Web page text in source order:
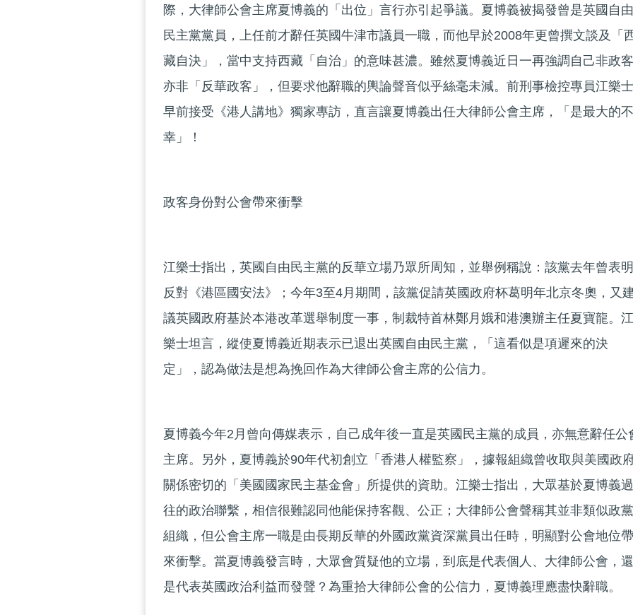
際，大律師公會主席夏博義的「出位」言行亦引起爭議。夏博義被揭發曾是英國自由
民主黨黨員，上任前才辭任英國牛津市議員一職，而他早於2008年更曾撰文談及「
藏自決」，當中支持西藏「自治」的意味甚濃。雖然夏博義近日一再強調自己非政客
亦非「反華政客」，但要求他辭職的輿論聲音似乎絲毫未減。前刑事檢控專員江樂士
早前接受《港人講地》獨家專訪，直言讓夏博義出任大律師公會主席，「是最大的不
幸」！
政客身份對公會帶來衝擊
江樂士指出，英國自由民主黨的反華立場乃眾所周知，並舉例稱說：該黨去年曾表明
反對《港區國安法》；今年3至4月期間，該黨促請英國政府杯葛明年北京冬奧，又
議英國政府基於本港改革選舉制度一事，制裁特首林鄭月娥和港澳辦主任夏寶龍。江
樂士坦言，縱使夏博義近期表示已退出英國自由民主黨，「這看似是項遲來的決
定」，認為做法是想為挽回作為大律師公會主席的公信力。
夏博義今年2月曾向傳媒表示，自己成年後一直是英國民主黨的成員，亦無意辭任公
主席。另外，夏博義於90年代初創立「香港人權監察」，據報組織曾收取與美國政
關係密切的「美國國家民主基金會」所提供的資助。江樂士指出，大眾基於夏博義過
往的政治聯繫，相信很難認同他能保持客觀、公正；大律師公會聲稱其並非類似政黨
組織，但公會主席一職是由長期反華的外國政黨資深黨員出任時，明顯對公會地位帶
來衝擊。當夏博義發言時，大眾會質疑他的立場，到底是代表個人、大律師公會，還
是代表英國政治利益而發聲？為重拾大律師公會的公信力，夏博義理應盡快辭職。